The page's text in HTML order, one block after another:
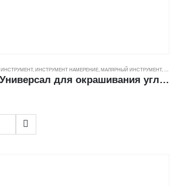
ИНСТРУМЕНТ, ИНСТРУМЕНТ НАМЕРЕНИЕ МАЛЯРНЫЙ ИНСТРУМЕНТ,
Валик ДЕКОР Универсал для окрашивания углов, микрофибра (ворс 9мм/бюгель 6мм) (50мм)